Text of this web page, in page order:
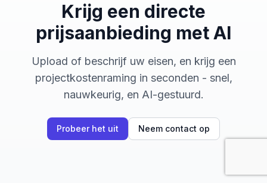
Krijg een directe
prijsaanbieding met AI
Upload of beschrijf uw eisen, en krijg een
projectkostenraming in seconden - snel,
nauwkeurig, en AI-gestuurd.
Probeer het uit Neem contact op